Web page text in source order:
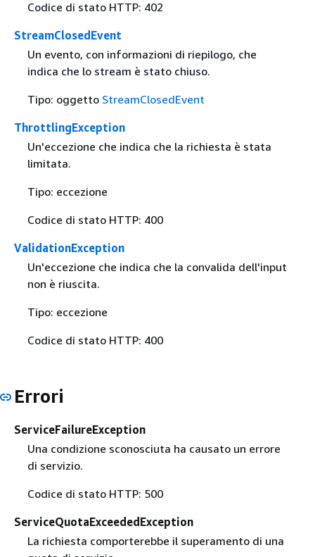
Codice di stato HTTP: 402
StreamClosedEvent
Un evento, con informazioni di riepilogo, che
indica che lo stream è stato chiuso.
Tipo: oggetto StreamClosedEvent
ThrottlingException
Un'eccezione che indica che la richiesta è stata
limitata.
Tipo: eccezione
Codice di stato HTTP: 400
ValidationException
Un'eccezione che indica che la convalida dell'input
non è riuscita.
Tipo: eccezione
Codice di stato HTTP: 400
Errori
ServiceFailureException
Una condizione sconosciuta ha causato un errore
di servizio.
Codice di stato HTTP: 500
ServiceQuotaExceededException
La richiesta comporterebbe il superamento di una